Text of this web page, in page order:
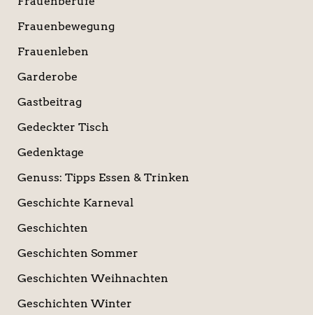
Frauenbewegung
Frauenleben
Garderobe
Gastbeitrag
Gedeckter Tisch
Gedenktage
Genuss: Tipps Essen & Trinken
Geschichte Karneval
Geschichten
Geschichten Sommer
Geschichten Weihnachten
Geschichten Winter